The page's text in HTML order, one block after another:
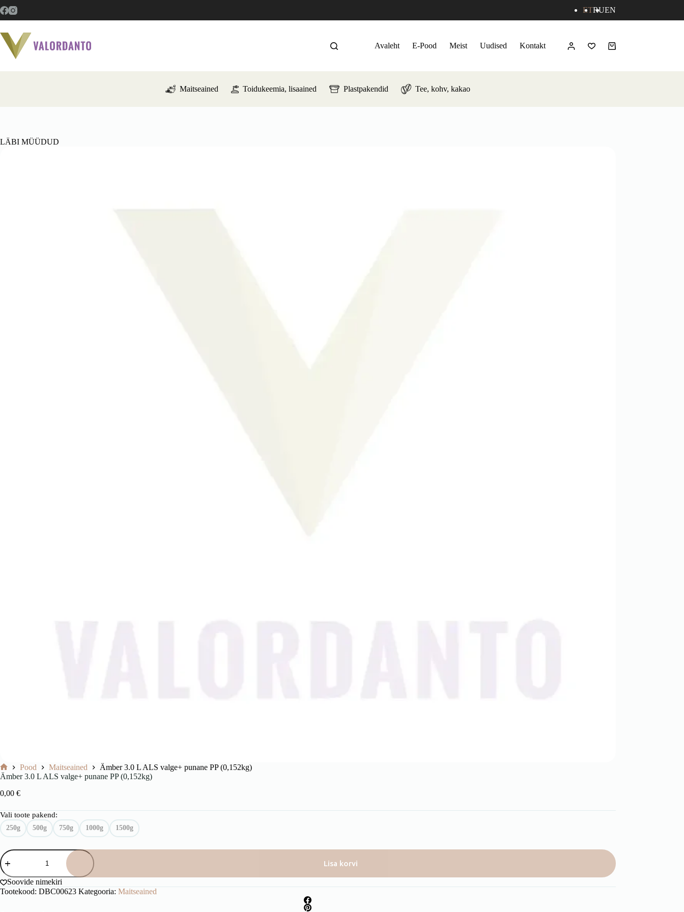
sisu
juurde
ETRUEN
Avaleht E-Pood Meist Uudised Kontakt Ostukorv
Maitseained Toidukeemia, lisaained Plastpakendid Tee, kohv, kakao
LÄBI MÜÜDUD
Avaleht
Pood Maitseained
Ämber 3.0 L ALS valge+ punane PP (0,152kg)
Ämber 3.0 L ALS valge+ punane PP (0,152kg)
0,00 €
Vali toote pakend:
250g 500g 750g 1000g 1500g
Ämber
3.0
L
ALS
valge+
punane
Lisa korvi
Soovide nimekiri
Tootekood: DBC00623 Kategooria: Maitseained